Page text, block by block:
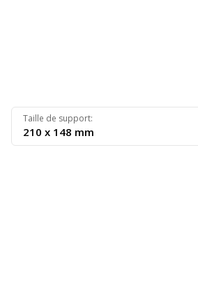
Taille de support:
210 x 148 mm